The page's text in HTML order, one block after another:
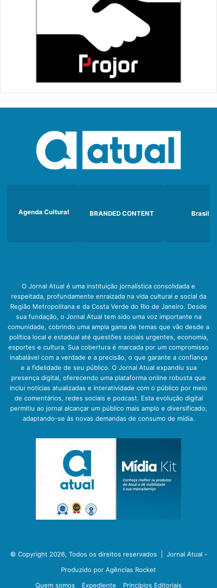
Agenda Cultural BRANDED CONTENT Brasil
O Jornal Atual é uma instituição jornalística consolidada e
respeitada, profundamente enraizada na vida cultural e social da
Região Metropolitana e da Costa Verde do Rio de Janeiro. Desde
sua fundação, o Jornal Atual tem sido uma voz importante na
comunidade, cobrindo uma ampla gama de temas que vão desde a
política local e estadual até questões sociais urgentes, economia,
esportes e cultura. Sua cobertura é marcada por um compromisso
inabalável com a verdade e a precisão, o que garante a confiança
e a fidelidade de seu público. O Jornal Atual expandiu sua
presença digital, oferecendo uma plataforma online robusta que
inclui notícias atualizadas e interatividade com o público por meio
de comentários, redes sociais e podcast. Esta evolução digital
permitiu ao jornal alcançar um público mais amplo e diversificado,
adaptando-se às novas demandas de consumo de mídia.
© Copyright 2026, Todos os direitos reservados | Jornal Atual -
Produzido por Agências Rocket
Quem somos
Expediente Princípios Editoriais